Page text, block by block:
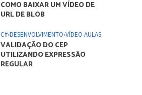
COMO BAIXAR UM VÍDEO DE
URL DE BLOB
C#•DESENVOLVIMENTO•VÍDEO AULAS
VALIDAÇÃO DO CEP
UTILIZANDO EXPRESSÃO
REGULAR